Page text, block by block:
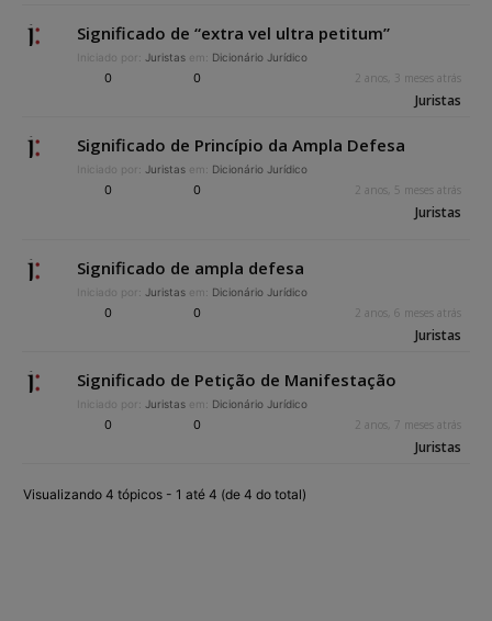
Significado de “extra vel ultra petitum”
Iniciado por: Juristas em: Dicionário Jurídico
0 0 2 anos, 3 meses atrás
Juristas
Significado de Princípio da Ampla Defesa
Iniciado por: Juristas em: Dicionário Jurídico
0 0 2 anos, 5 meses atrás
Juristas
Significado de ampla defesa
Iniciado por: Juristas em: Dicionário Jurídico
0 0 2 anos, 6 meses atrás
Juristas
Significado de Petição de Manifestação
Iniciado por: Juristas em: Dicionário Jurídico
0 0 2 anos, 7 meses atrás
Juristas
Visualizando 4 tópicos - 1 até 4 (de 4 do total)